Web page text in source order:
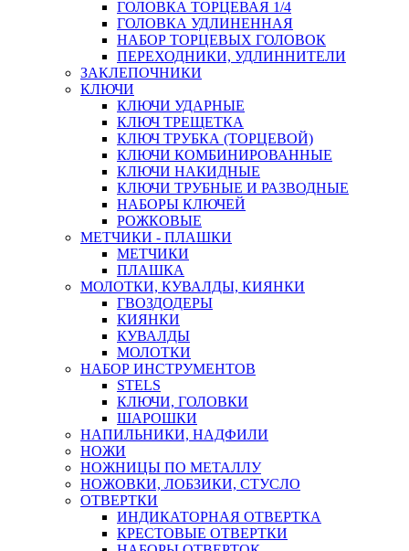
ГОЛОВКА ТОРЦЕВАЯ 1/4
ГОЛОВКА УДЛИНЕННАЯ
НАБОР ТОРЦЕВЫХ ГОЛОВОК
ПЕРЕХОДНИКИ, УДЛИННИТЕЛИ
ЗАКЛЕПОЧНИКИ
КЛЮЧИ
КЛЮЧИ УДАРНЫЕ
КЛЮЧ ТРЕЩЕТКА
КЛЮЧ ТРУБКА (ТОРЦЕВОЙ)
КЛЮЧИ КОМБИНИРОВАННЫЕ
КЛЮЧИ НАКИДНЫЕ
КЛЮЧИ ТРУБНЫЕ И РАЗВОДНЫЕ
НАБОРЫ КЛЮЧЕЙ
РОЖКОВЫЕ
МЕТЧИКИ - ПЛАШКИ
МЕТЧИКИ
ПЛАШКА
МОЛОТКИ, КУВАЛДЫ, КИЯНКИ
ГВОЗДОДЕРЫ
КИЯНКИ
КУВАЛДЫ
МОЛОТКИ
НАБОР ИНСТРУМЕНТОВ
STELS
КЛЮЧИ, ГОЛОВКИ
ШАРОШКИ
НАПИЛЬНИКИ, НАДФИЛИ
НОЖИ
НОЖНИЦЫ ПО МЕТАЛЛУ
НОЖОВКИ, ЛОБЗИКИ, СТУСЛО
ОТВЕРТКИ
ИНДИКАТОРНАЯ ОТВЕРТКА
КРЕСТОВЫЕ ОТВЕРТКИ